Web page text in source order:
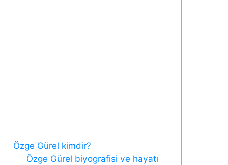
Özge Gürel kimdir?
Özge Gürel biyografisi ve hayatı